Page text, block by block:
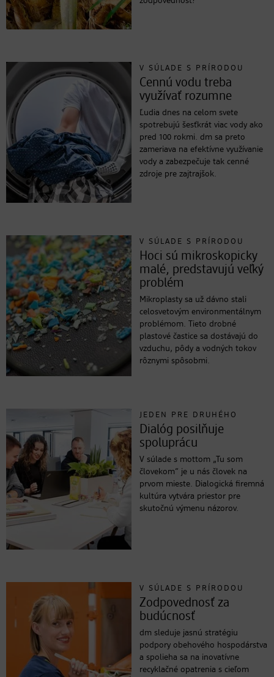
V SÚLADE S PRÍRODOU
Cennú vodu treba
využívať rozumne
Ľudia dnes na celom svete
spotrebujú šesťkrát viac vody ako
pred 100 rokmi. dm sa preto
zameriava na efektívne využívanie
vody a zabezpečuje tak cenné
zdroje pre zajtrajšok.
V SÚLADE S PRÍRODOU
Hoci sú mikroskopicky
malé, predstavujú veľký
problém
Mikroplasty sa už dávno stali
celosvetovým environmentálnym
problémom. Tieto drobné
plastové častice sa dostávajú do
vzduchu, pôdy a vodných tokov
rôznymi spôsobmi.
JEDEN PRE DRUHÉHO
Dialóg posilňuje
spoluprácu
V súlade s mottom „Tu som
človekom“ je u nás človek na
prvom mieste. Dialogická firemná
kultúra vytvára priestor pre
skutočnú výmenu názorov.
V SÚLADE S PRÍRODOU
Zodpovednosť za
budúcnosť
dm sleduje jasnú stratégiu
podpory obehového hospodárstva
a spolieha sa na inovatívne
recyklačné opatrenia s cieľom